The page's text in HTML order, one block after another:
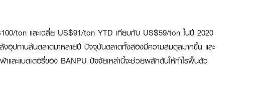
ton และเฉลี่ย US$91/ton YTD เทียบกับ US$59/ton ในปี 2020
ปทานล้นตลาดมาหลายปี ปัจจุบันตลาดทั้งสองมีความสมดุลมากขึ้น และ
าและแบตเตอรี่ของ BANPU ปัจจัยเหล่านี้จะช่วยผลักดันให้กำไรฟื้นตัว